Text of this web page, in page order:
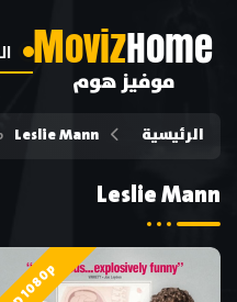
MovizHome
موفيز هوم
الرئيسية Leslie Mann
Leslie Mann
HD 1080p